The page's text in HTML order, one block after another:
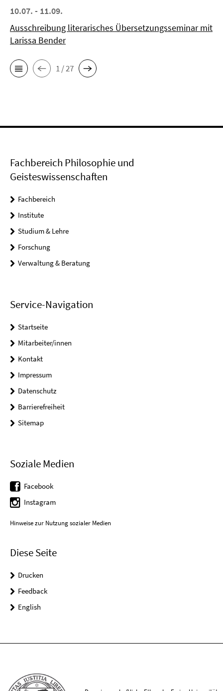
10.07. - 11.09.
Ausschreibung literarisches Übersetzungsseminar mit
Larissa Bender
1 / 27
Fachbereich Philosophie und
Geisteswissenschaften
Fachbereich
Institute
Studium & Lehre
Forschung
Verwaltung & Beratung
Service-Navigation
Startseite
Mitarbeiter/innen
Kontakt
Impressum
Datenschutz
Barrierefreiheit
Sitemap
Soziale Medien
Facebook
Instagram
Hinweise zur Nutzung sozialer Medien
Diese Seite
Drucken
Feedback
English